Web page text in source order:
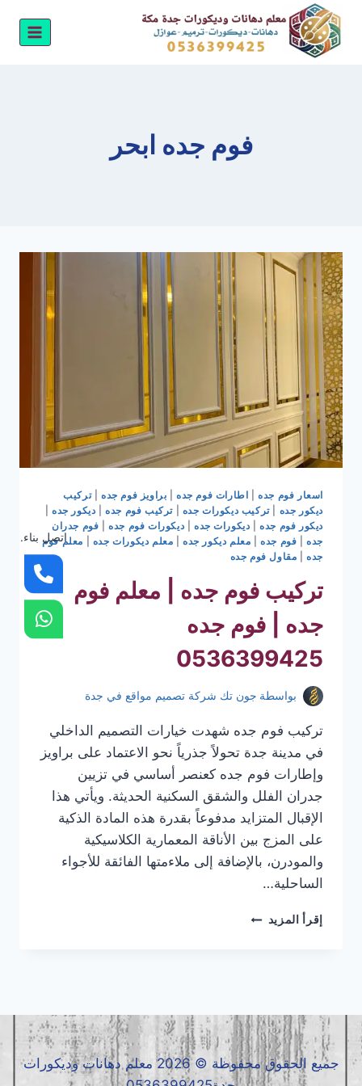
التجاوز
المحتوى
فوم جده ابحر
اسعار فوم جده| اطارات فوم جده| براويز فوم جده |تركيب
ديكور جده |تركيب ديكورات جده |تركيب فوم جده| ديكور جده|
ديكور فوم جده| ديكورات جده ديكورات فوم جده| فوم جدران
جده| فوم جده| معلم ديكور جده| معلم ديكورات جده
معلم فوم
جده| مقاول فوم جده
تركيب فوم جده | معلم فوم
جده | فوم جده
0536399425
بواسطة جون تك شركة تصميم مواقع في جدة
تركيب فوم جده شهدت خيارات التصميم الداخلي
في مدينة جدة تحولاً جذرياً نحو الاعتماد على براويز
وإطارات فوم جده كعنصر أساسي في تزيين
جدران الفلل والشقق السكنية الحديثة. ويأتي هذا
الإقبال المتزايد مدفوعاً بقدرة هذه المادة الذكية
على المزج بين الأناقة المعمارية الكلاسيكية
والمودرن، بالإضافة إلى ملاءمتها الفائقة للأجواء
الساحلية…
إقرأ المزيد تركيب
جده
|
فوم
جده
جميع الحقوق محفوظة © 2026 معلم دهانات وديكورات
اتصل بناء.